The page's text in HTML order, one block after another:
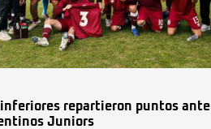
inferiores repartieron puntos ante
Juniors